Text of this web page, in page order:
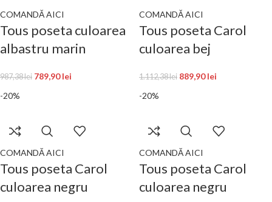
COMANDĂ AICI
Tous poseta culoarea
albastru marin
987,38lei 789,90lei
COMANDĂ AICI
Tous poseta Carol
culoarea bej
1.112,38lei 889,90lei
-20%
COMANDĂ AICI
Tous poseta Carol
culoarea negru
-20%
COMANDĂ AICI
Tous poseta Carol
culoarea negru